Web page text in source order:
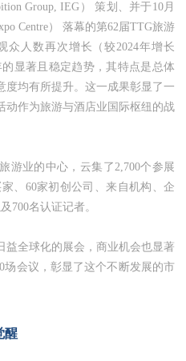
Group, IEG） 策划、并于10月
Centre） 落幕的第62届TTG旅游
众人数再次增长（较2024年增长
显著且稳定趋势，其特点是总体
度均有所提升。这一成果彰显了一
动作为旅游与酒店业国际枢纽的战
游业的中心，云集了2,700个参展
、60家初创公司、来自机构、企
700名认证记者。
益全球化的展会，商业机会也显著
场会议，彰显了这个不断发展的市
醒